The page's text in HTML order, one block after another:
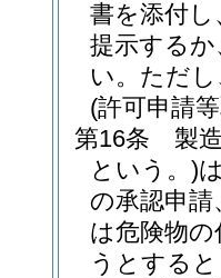
書を添付
提示する
い。 ただ
(許可申請
第16条
製
という。)
の承認申請
は危険物
うとする